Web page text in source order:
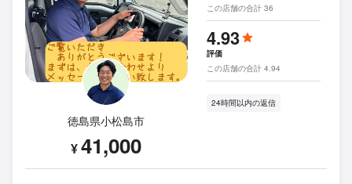
徳島県小松島市
¥41,000
この店舗の合計 36
4.93
評価
この店舗の合計 4.94
24時間以内の返信